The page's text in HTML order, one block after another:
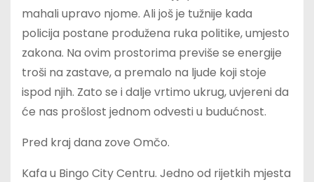
mahali upravo njome. Ali još je tužnije kada
policija postane produžena ruka politike, umjesto
zakona. Na ovim prostorima previše se energije
troši na zastave, a premalo na ljude koji stoje
ispod njih. Zato se i dalje vrtimo ukrug, uvjereni da
će nas prošlost jednom odvesti u budućnost.
Pred kraj dana zove Omčo.
Kafa u Bingo City Centru. Jedno od rijetkih mjesta